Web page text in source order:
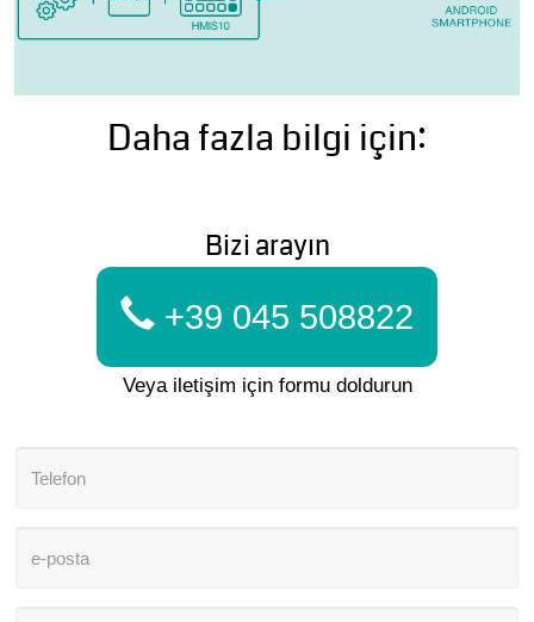
Daha fazla bilgi için:
Bizi arayın
+39 045 508822
Veya iletişim için formu doldurun